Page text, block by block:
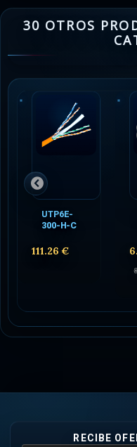
30 OTROS
UTP6E-
300-H-C
111.26 €
RECIBE